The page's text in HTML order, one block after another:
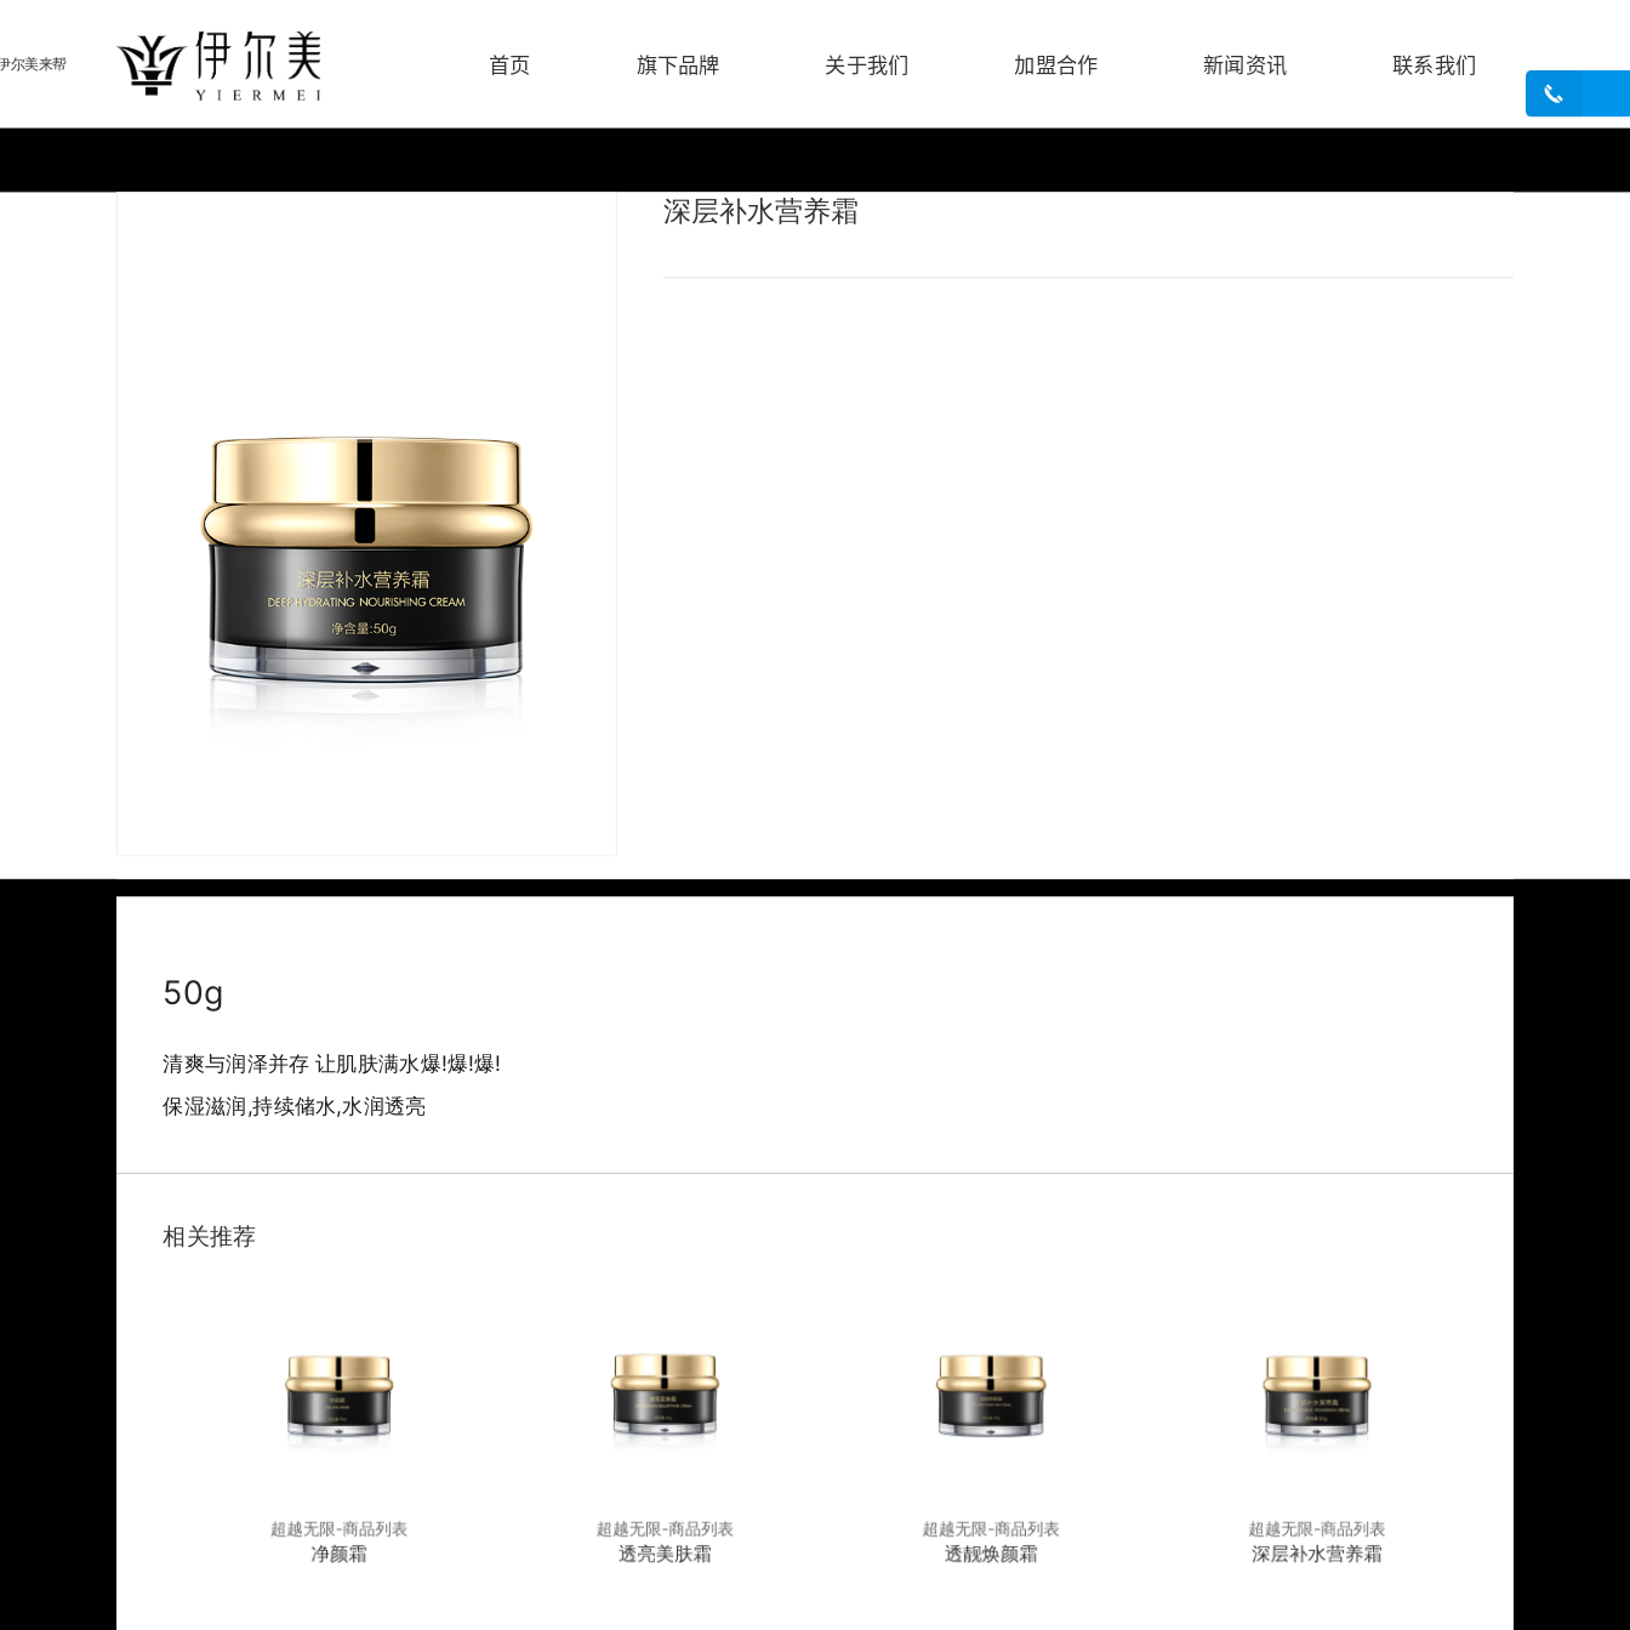
首页 旗下品牌 关于我们 加盟合作 新闻资讯 联系我们
尔美来帮
深层补水营养霜
50g
清爽与润泽并存 让肌肤满水爆!爆!爆!
保湿滋润,持续储水,水润透亮
相关推荐
超越无限-商品列表
净颜霜
超越无限-商品列表
透亮美肤霜
超越无限-商品列表
透靓焕颜霜
超越无限-商品列表
深层补水营养霜